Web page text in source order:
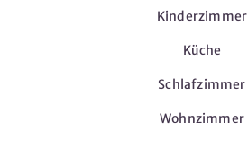
Kinderzimmer
Küche
Schlafzimmer
Wohnzimmer